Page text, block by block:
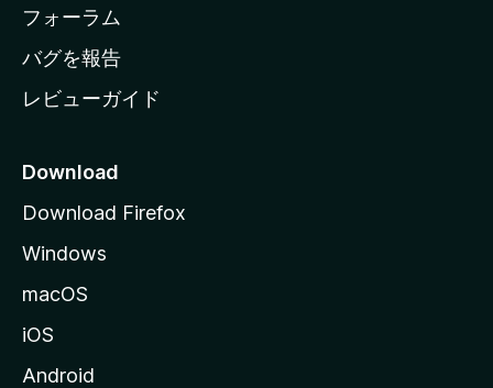
ジ
へ
フォーラム
バグを報告
レビューガイド
Download
Download Firefox
Windows
macOS
iOS
Android